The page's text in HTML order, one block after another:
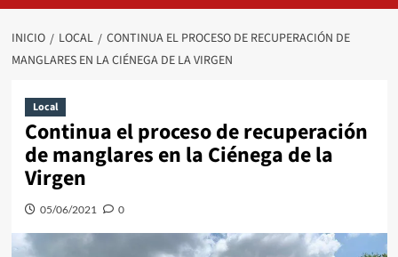
INICIO LOCAL
CONTINUA EL PROCESO DE RECUPERACIÓN DE
MANGLARES EN LA CIÉNEGA DE LA VIRGEN
Local
Continua el proceso de recuperación
de manglares en la Ciénega de la
Virgen
05/06/2021 0